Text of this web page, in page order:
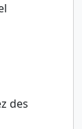
des